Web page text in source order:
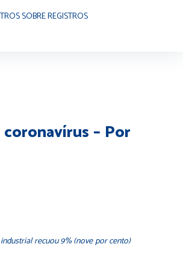
SOBRE REGISTROS
– Por
recuou 9% (nove por cento)